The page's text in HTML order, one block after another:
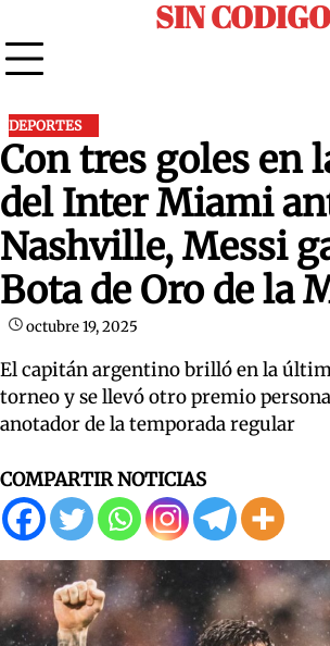
to
content
SIN CODIGO
DEPORTES
Con tres goles en
del Inter Miami
Nashville, Messi
Bota de Oro de la
octubre 19, 2025
El capitán argentino brilló en la
torneo y se llevó otro premio
anotador de la temporada regular
COMPARTIR NOTICIAS